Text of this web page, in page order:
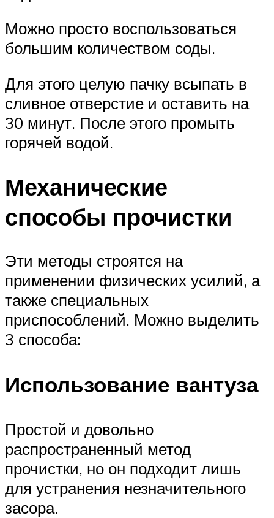
Можно просто воспользоваться
большим количеством соды.
Для этого целую пачку всыпать в
сливное отверстие и оставить на
30 минут. После этого промыть
горячей водой.
Механические
способы прочистки
Эти методы строятся на
применении физических усилий, а
также специальных
приспособлений. Можно выделить
3 способа:
Использование вантуза
Простой и довольно
распространенный метод
прочистки, но он подходит лишь
для устранения незначительного
засора.